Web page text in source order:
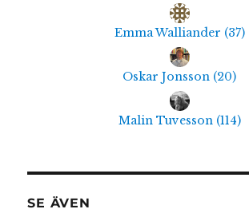
Emma Walliander (37)
Oskar Jonsson (20)
Malin Tuvesson (114)
SE ÄVEN